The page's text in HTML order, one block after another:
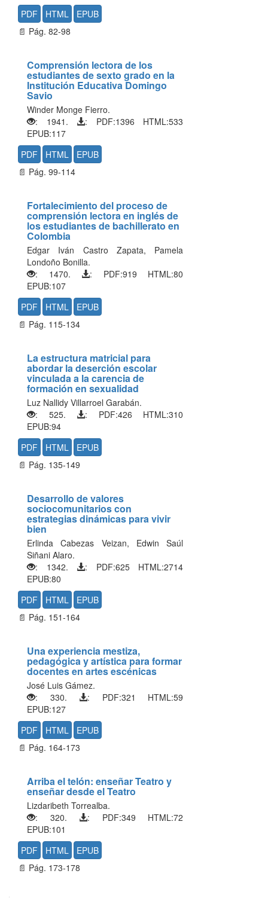
PDF
HTML
EPUB
📄 Pág. 82-98
Comprensión lectora de los
estudiantes de sexto grado en la
Institución Educativa Domingo
Savio
Winder Monge Fierro.
: 1941.
: PDF:1396 HTML:533
EPUB:117
PDF
HTML
EPUB
📄 Pág. 99-114
Fortalecimiento del proceso de
comprensión lectora en inglés de
los estudiantes de bachillerato en
Colombia
Edgar Iván Castro Zapata, Pamela
Londoño Bonilla.
: 1470.
: PDF:919 HTML:80
EPUB:107
PDF
HTML
EPUB
📄 Pág. 115-134
La estructura matricial para
abordar la deserción escolar
vinculada a la carencia de
formación en sexualidad
Luz Nallidy Villarroel Garabán.
: 525.
: PDF:426 HTML:310
EPUB:94
PDF
HTML
EPUB
📄 Pág. 135-149
Desarrollo de valores
sociocomunitarios con
estrategias dinámicas para vivir
bien
Erlinda Cabezas Veizan, Edwin Saúl
Siñani Alaro.
: 1342.
: PDF:625 HTML:2714
EPUB:80
PDF
HTML
EPUB
📄 Pág. 151-164
Una experiencia mestiza,
pedagógica y artística para formar
docentes en artes escénicas
José Luis Gámez.
: 330.
: PDF:321 HTML:59
EPUB:127
PDF
HTML
EPUB
📄 Pág. 164-173
Arriba el telón: enseñar Teatro y
enseñar desde el Teatro
Lizdaribeth Torrealba.
: 320.
: PDF:349 HTML:72
EPUB:101
PDF
HTML
EPUB
📄 Pág. 173-178